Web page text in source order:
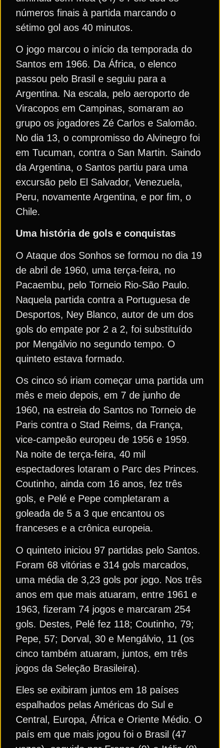
números finais à partida marcando o
sétimo gol aos 40 minutos.
O jogo marcou o início da temporada do
Santos em 1966. Da África, o elenco
passou pelo Brasil e seguiu para a
Argentina. Na escala, pelo aeroporto de
Viracopos em Campinas, somaram ao
grupo os jogadores Zé Carlos e Salomão.
No dia 13, o compromisso do Alvinegro foi
em Tucuman, contra o San Martin. Saindo
da Argentina, o Santos partiu para uma
excursão pelo El Salvador, Venezuela,
Peru, novamente Argentina, e por fim, o
Chile.
Uma história de gols e conquistas
O Ataque dos Sonhos se formou no dia 19
de abril de 1960, uma terça-feira, no
Pacaembu, pelo Torneio Rio-São Paulo.
Naquela partida contra a Portuguesa de
Desportos, Ney Blanco, autor de um dos
gols do empate por 2 a 2, foi substituído
por Mengálvio no segundo tempo. O
quinteto estava formado.
Os cinco só iriam começar uma partida um
mês e meio depois, em 7 de junho de
1960, na estreia do Santos no Torneio de
Paris contra o Stad Reims, da França,
vice-campeão europeu de 1956 e 1959.
Na noite de terça-feira, 40 mil
espectadores lotaram o Parc des Princes.
Coutinho, ainda com 16 anos, fez três
gols, e Pelé e Pepe completaram a
goleada de 5 a 3 que encantou os
franceses e a crônica europeia.
O quinteto iniciou 97 partidas pelo Santos.
Foram 68 vitórias e 314 gols marcados,
uma média de 3,23 gols por jogo. Nos três
anos em que mais atuaram, entre 1961 e
1963, fizeram 74 jogos e marcaram 254
gols. Destes, Pelé fez 118; Coutinho, 79;
Pepe, 57; Dorval, 30 e Mengálvio, 11 (os
cinco também atuaram, juntos, em três
jogos da Seleção Brasileira).
Eles se exibiram juntos em 18 países
espalhados pelas Américas do Sul e
Central, Europa, África e Oriente Médio. O
país em que mais jogou foi o Brasil (47